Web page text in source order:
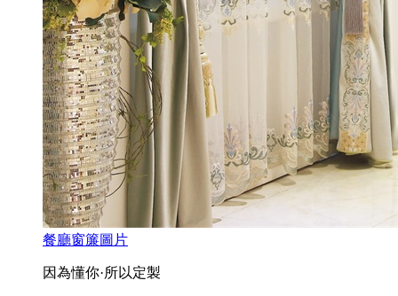
餐廳窗簾圖片
因為懂你·所以定製